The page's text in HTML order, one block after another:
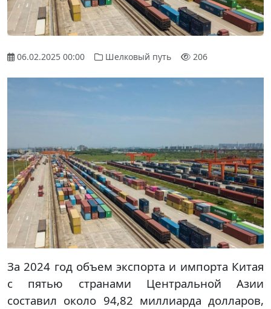
06.02.2025 00:00 Шелковый путь 206
За 2024 год объем экспорта и импорта Китая
с пятью странами Центральной Азии
составил около 94,82 миллиарда долларов,